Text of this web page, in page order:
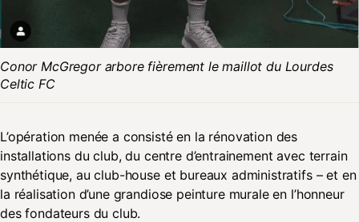
Conor McGregor arbore fièrement le maillot du Lourdes
Celtic FC
L’opération menée a consisté en la rénovation des
installations du club, du centre d’entrainement avec terrain
synthétique, au club-house et bureaux administratifs – et en
la réalisation d’une grandiose peinture murale en l’honneur
des fondateurs du club.